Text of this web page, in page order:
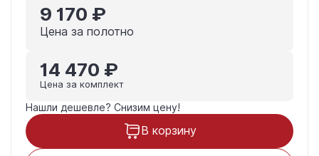
9 170 ₽
Цена за полотно
14 470 ₽
Цена за комплект
Нашли дешевле? Снизим цену!
В корзину